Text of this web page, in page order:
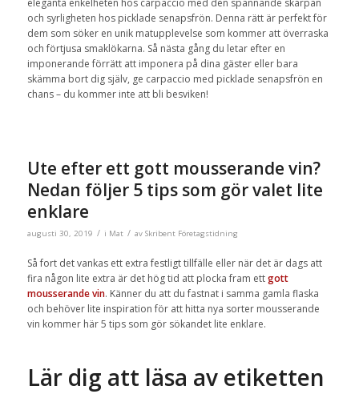
eleganta enkelheten hos carpaccio med den spännande skärpan
och syrligheten hos picklade senapsfrön. Denna rätt är perfekt för
dem som söker en unik matupplevelse som kommer att överraska
och förtjusa smaklökarna. Så nästa gång du letar efter en
imponerande förrätt att imponera på dina gäster eller bara
skämma bort dig själv, ge carpaccio med picklade senapsfrön en
chans – du kommer inte att bli besviken!
Ute efter ett gott mousserande vin?
Nedan följer 5 tips som gör valet lite
enklare
augusti 30, 2019 / i Mat / av Skribent Företagstidning
Så fort det vankas ett extra festligt tillfälle eller när det är dags att
fira någon lite extra är det hög tid att plocka fram ettgott
mousserande vin. Känner du att du fastnat i samma gamla flaska
och behöver lite inspiration för att hitta nya sorter mousserande
vin kommer här 5 tips som gör sökandet lite enklare.
Lär dig att läsa av etiketten